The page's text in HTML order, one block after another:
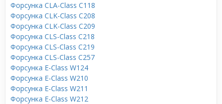
Форсунка CLA-Class C118
Форсунка CLK-Class C208
Форсунка CLK-Class C209
Форсунка CLS-Class C218
Форсунка CLS-Class C219
Форсунка CLS-Class C257
Форсунка E-Class W124
Форсунка E-Class W210
Форсунка E-Class W211
Форсунка E-Class W212